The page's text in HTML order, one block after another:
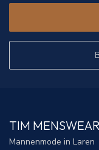
TIM MENSWEAR
Mannenmode in Laren